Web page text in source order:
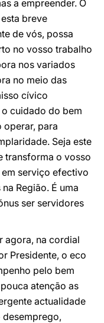
a empreender. O
breve
de vós, possa
no vosso trabalho
nos variados
no meio das
cívico
cuidado do bem
operar, para
Seja este
transforma o vosso
serviço efectivo
Região. É uma
ser servidores
agora, na cordial
Presidente, o eco
pelo bem
atenção as
actualidade